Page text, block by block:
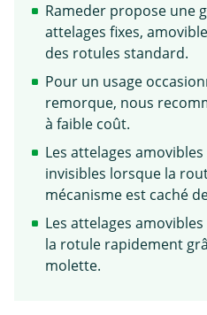
Rameder propose une
attelages fixes,
des rotules standard.
Pour un usage
remorque, nous
à faible coût.
Les attelages
invisibles lorsque la
mécanisme est caché
Les attelages
la rotule rapidement
molette.